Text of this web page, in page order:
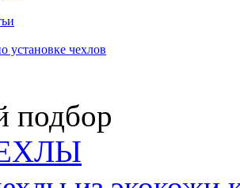
установке чехлов
подбор